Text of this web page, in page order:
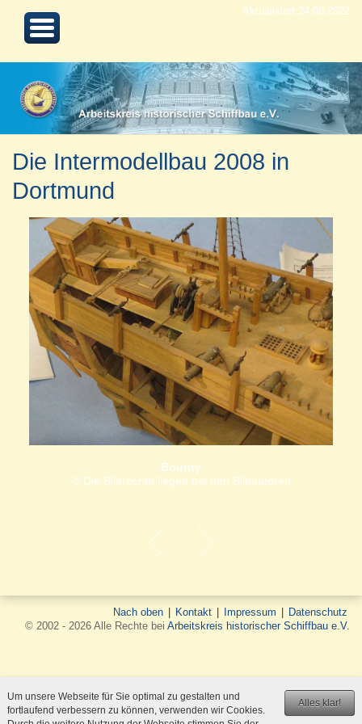
Aktualisiert 24.08.2022
Die Intermodellbau 2008 in
Dortmund
Bounty
© Die Bildrechte liegen bei den Bildautoren
Nach oben Kontakt Impressum
Datenschutz
© 2002 - 2026 Alle Rechte bei Arbeitskreis historischer Schiffbau e.V.
Alles klar!
Um unsere Webseite für Sie optimal zu gestalten und
fortlaufend verbessern zu können, verwenden wir Cookies.